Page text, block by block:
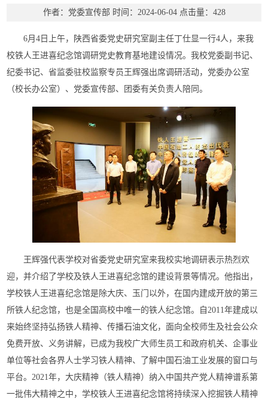
作者：党委宣传部 时间：2024-06-04 点击量： 428
6月4日上午，陕西省委党史研究室副主任丁仕显一行4人，来我
校铁人王进喜纪念馆调研党史教育基地建设情况。我校党委副书记、
纪委书记、省监委驻校监察专员王辉强出席调研活动，党委办公室
（校长办公室）、党委宣传部、团委有关负责人陪同。
王辉强代表学校对省委党史研究室来我校实地调研表示热烈欢
迎，并介绍了学校及铁人王进喜纪念馆的建设背景等情况。他指出，
学校铁人王进喜纪念馆是除大庆、玉门以外，在国内建成开放的第三
所铁人纪念馆，也是全国高校中唯一的铁人纪念馆。自2011年建成以
来始终坚持弘扬铁人精神、传播石油文化，面向全校师生及社会公众
免费开放、义务讲解，已成为我校广大师生员工和政府机关、企事业
单位等社会各界人士学习铁人精神、了解中国石油工业发展的窗口与
平台。2021年，大庆精神（铁人精神）纳入中国共产党人精神谱系第
一批伟大精神之中，学校铁人王进喜纪念馆将持续深入挖掘铁人精神